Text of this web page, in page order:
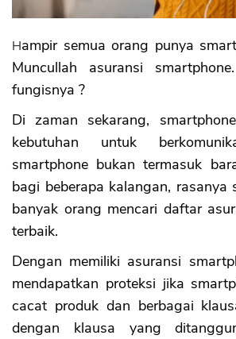
Hampir semua orang punya smartphone sekarang.
Muncullah asuransi
fungisnya ?
Di zaman sekarang,
kebutuhan untuk
smartphone bukan termasuk
bagi beberapa kalangan, rasanya
banyak orang mencari daftar
terbaik.
Dengan memiliki asuransi
mendapatkan proteksi jika
cacat produk dan berbagai
dengan klausa yang